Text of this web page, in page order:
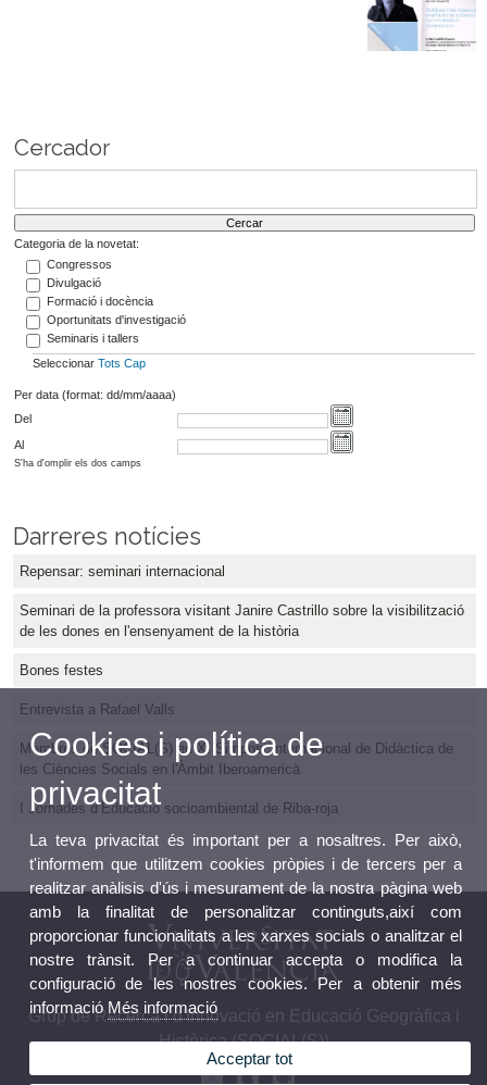
Cercador
Categoria de la novetat:
Congressos
Divulgació
Formació i docència
Oportunitats d'investigació
Seminaris i tallers
Seleccionar Tots Cap
Per data (format: dd/mm/aaaa)
Del
Al
S'ha d'omplir els dos camps
Darreres notícies
Repensar: seminari internacional
Seminari de la professora visitant Janire Castrillo sobre la visibilització
de les dones en l'ensenyament de la història
Bones festes
Entrevista a Rafael Valls
Membres de SOCIAL(S) en XI Simposi Internacional de Didàctica de
les Ciències Socials en l'Àmbit Iberoamericà
I Jornades d’Educació socioambiental de Riba-roja
Grup de Recerca i d'Innovació en Educació Geogràfica i
Històrica (SOCIAL(S))
Cookies i política de
privacitat
La teva privacitat és important per a nosaltres. Per això,
t'informem que utilitzem cookies pròpies i de tercers per a
realitzar anàlisis d'ús i mesurament de la nostra pàgina web
amb la finalitat de personalitzar continguts,així com
proporcionar funcionalitats a les xarxes socials o analitzar el
nostre trànsit. Per a continuar accepta o modifica la
configuració de les nostres cookies. Per a obtenir més
informacióMés informació
Acceptar tot